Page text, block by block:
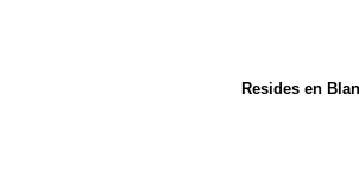
Resides en